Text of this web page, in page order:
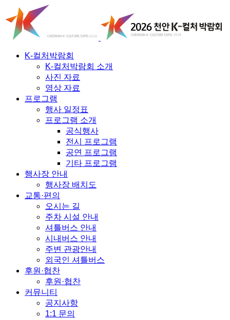
K-컬처박람회
K-컬처박람회 소개
사진 자료
영상 자료
프로그램
행사 일정표
프로그램 소개
공식행사
전시 프로그램
공연 프로그램
기타 프로그램
행사장 안내
행사장 배치도
교통·편의
오시는 길
주차 시설 안내
셔틀버스 안내
시내버스 안내
주변 관광안내
외국인 셔틀버스
후원·협찬
후원·협찬
커뮤니티
공지사항
1:1 문의